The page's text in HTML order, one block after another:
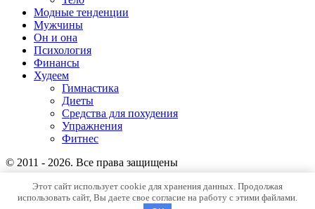
Модные тенденции
Мужчины
Он и она
Психология
Финансы
Худеем
Гимнастика
Диеты
Средства для похудения
Упражнения
Фитнес
© 2011 - 2026. Все права защищены
Главная
Карта сайта
Этот сайт использует cookie для хранения данных. Продолжая
использовать сайт, Вы даете свое согласие на работу с этими файлами.